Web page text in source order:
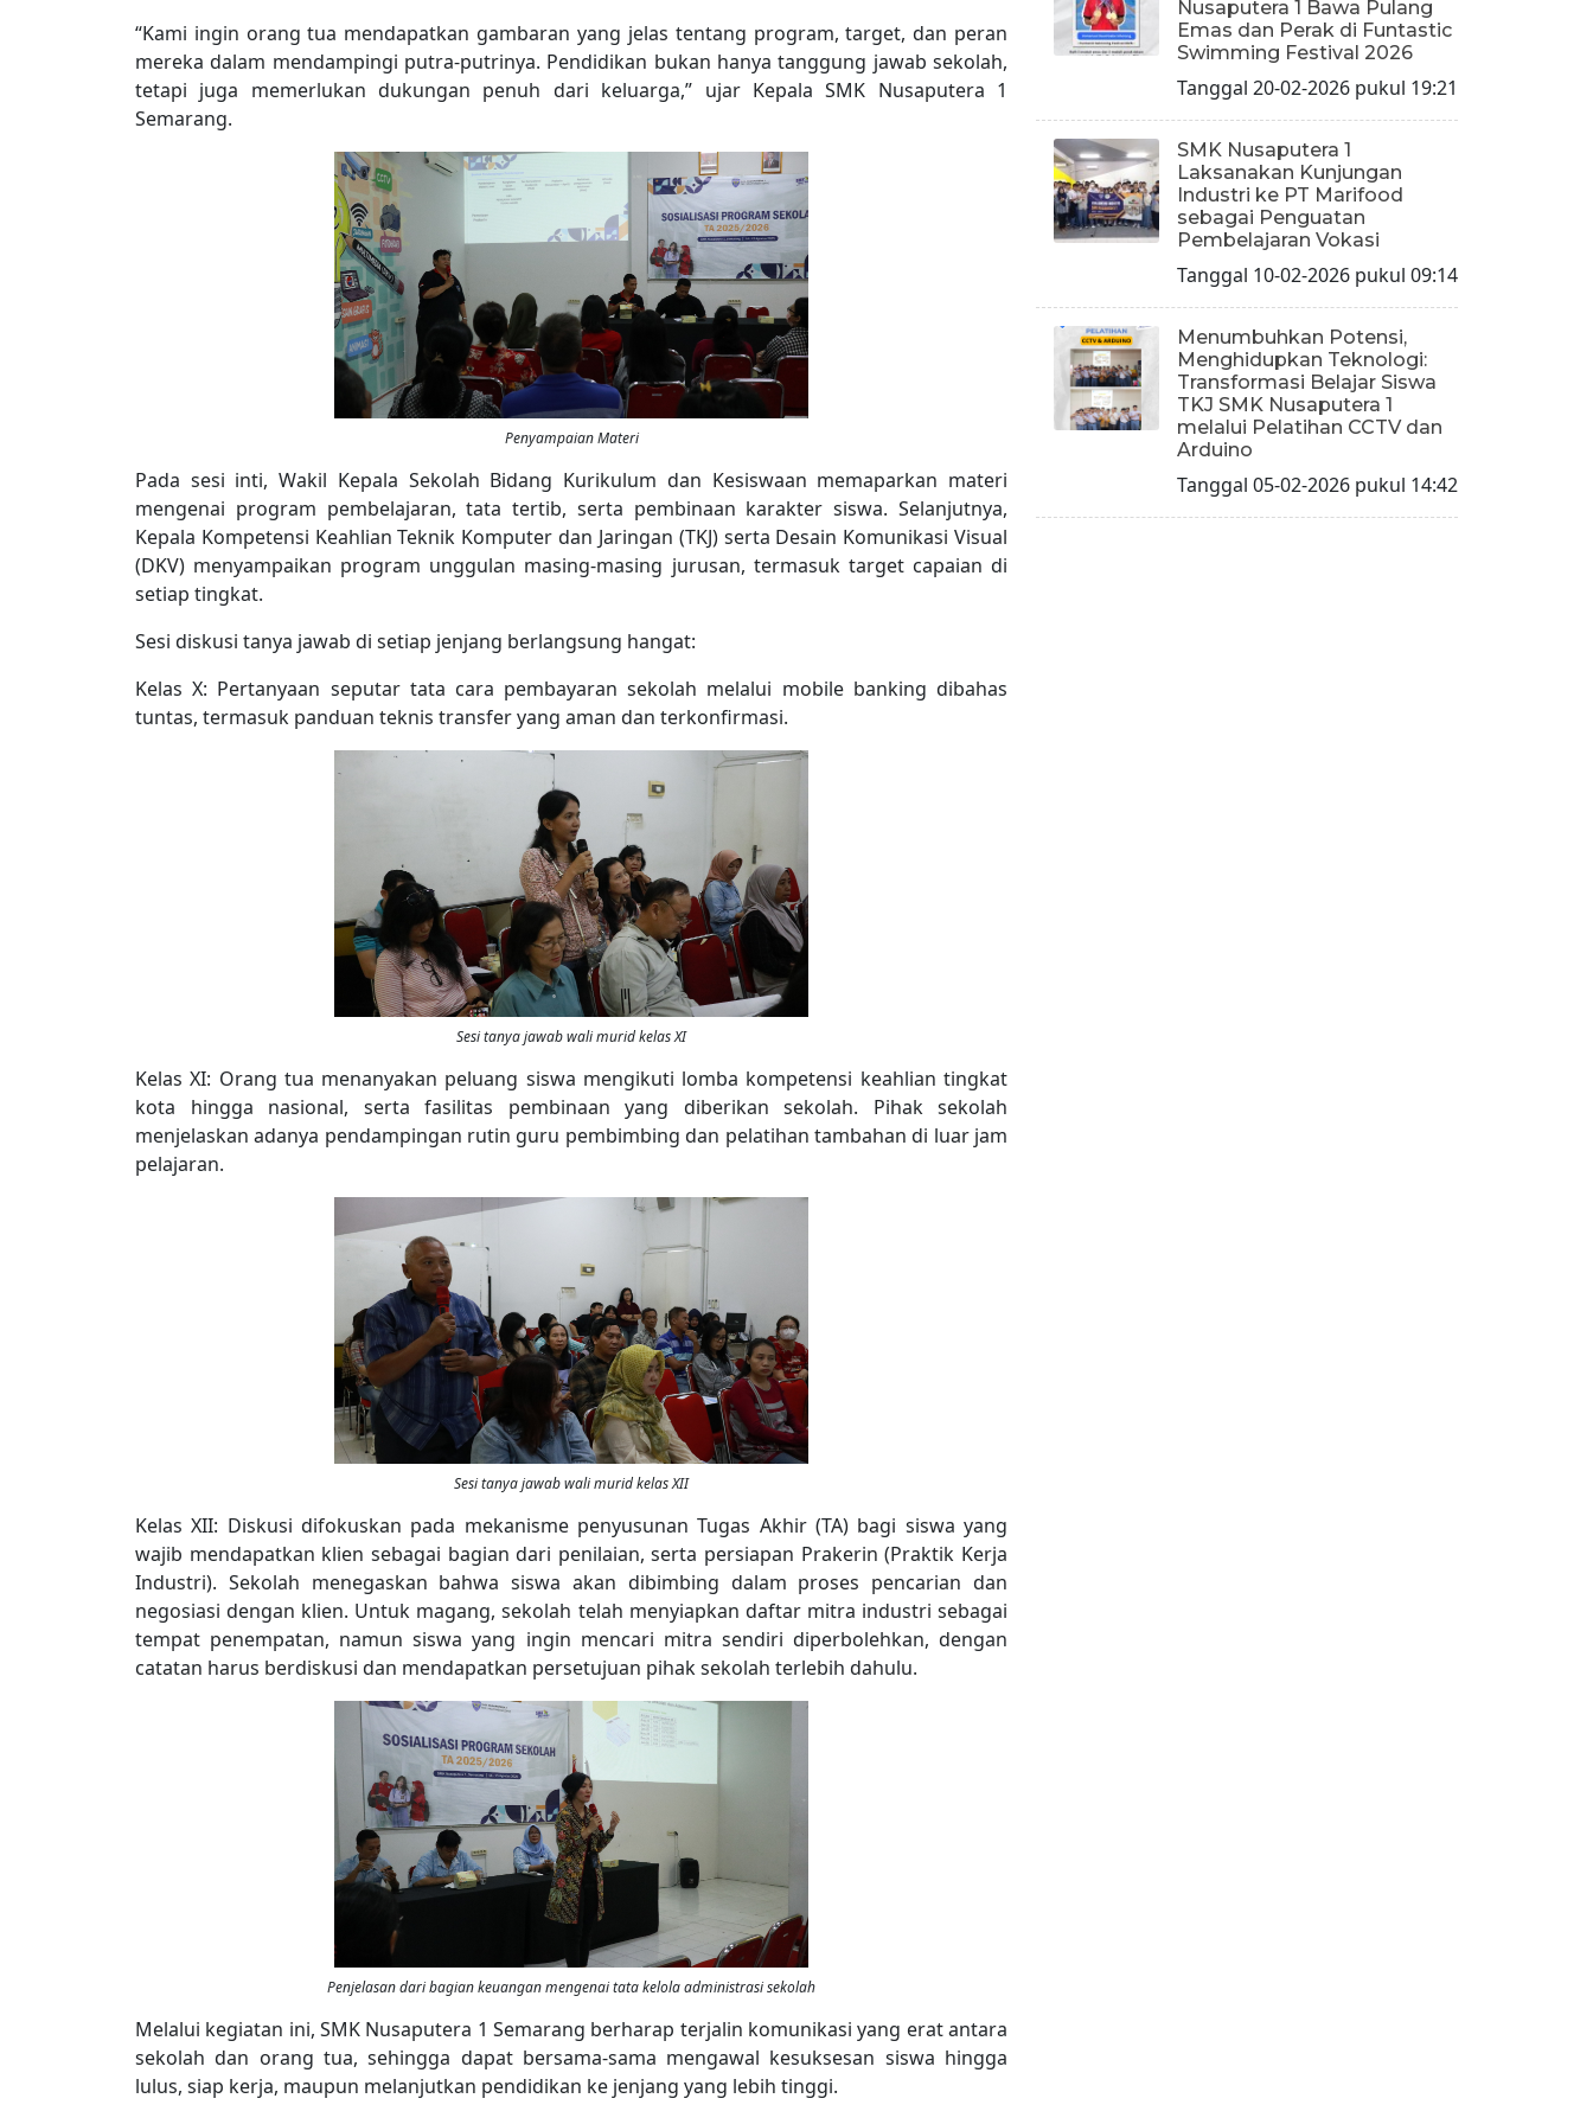
“Kami ingin orang tua mendapatkan gambaran yang jelas tentang program, target, dan peran
mereka dalam mendampingi putra-putrinya. Pendidikan bukan hanya tanggung jawab sekolah,
tetapi juga memerlukan dukungan penuh dari keluarga,” ujar Kepala SMK Nusaputera 1
Semarang.
Penyampaian Materi
Pada sesi inti, Wakil Kepala Sekolah Bidang Kurikulum dan Kesiswaan memaparkan materi
mengenai program pembelajaran, tata tertib, serta pembinaan karakter siswa. Selanjutnya,
Kepala Kompetensi Keahlian Teknik Komputer dan Jaringan (TKJ) serta Desain Komunikasi Visual
(DKV) menyampaikan program unggulan masing-masing jurusan, termasuk target capaian di
setiap tingkat.
Sesi diskusi tanya jawab di setiap jenjang berlangsung hangat:
Kelas X: Pertanyaan seputar tata cara pembayaran sekolah melalui mobile banking dibahas
tuntas, termasuk panduan teknis transfer yang aman dan terkonfirmasi.
Sesi tanya jawab wali murid kelas XI
Kelas XI: Orang tua menanyakan peluang siswa mengikuti lomba kompetensi keahlian tingkat
kota hingga nasional, serta fasilitas pembinaan yang diberikan sekolah. Pihak sekolah
menjelaskan adanya pendampingan rutin guru pembimbing dan pelatihan tambahan di luar jam
pelajaran.
Sesi tanya jawab wali murid kelas XII
Kelas XII: Diskusi difokuskan pada mekanisme penyusunan Tugas Akhir (TA) bagi siswa yang
wajib mendapatkan klien sebagai bagian dari penilaian, serta persiapan Prakerin (Praktik Kerja
Industri). Sekolah menegaskan bahwa siswa akan dibimbing dalam proses pencarian dan
negosiasi dengan klien. Untuk magang, sekolah telah menyiapkan daftar mitra industri sebagai
tempat penempatan, namun siswa yang ingin mencari mitra sendiri diperbolehkan, dengan
catatan harus berdiskusi dan mendapatkan persetujuan pihak sekolah terlebih dahulu.
Penjelasan dari bagian keuangan mengenai tata kelola administrasi sekolah
Melalui kegiatan ini, SMK Nusaputera 1 Semarang berharap terjalin komunikasi yang erat antara
sekolah dan orang tua, sehingga dapat bersama-sama mengawal kesuksesan siswa hingga
lulus, siap kerja, maupun melanjutkan pendidikan ke jenjang yang lebih tinggi.
Nusaputera 1 Bawa Pulang
Emas dan Perak di Funtastic
Swimming Festival 2026
Tanggal 20-02-2026 pukul 19:21
SMK Nusaputera 1
Laksanakan Kunjungan
Industri ke PT Marifood
sebagai Penguatan
Pembelajaran Vokasi
Tanggal 10-02-2026 pukul 09:14
Menumbuhkan Potensi,
Menghidupkan Teknologi:
Transformasi Belajar Siswa
TKJ SMK Nusaputera 1
melalui Pelatihan CCTV dan
Arduino
Tanggal 05-02-2026 pukul 14:42